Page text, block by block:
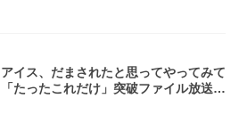
アイス、だまされたと思ってやってみて
「たったこれだけ」突破ファイル放送で